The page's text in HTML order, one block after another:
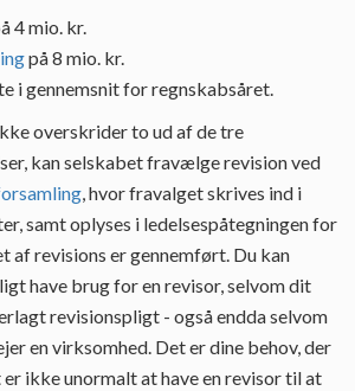
4 mio. kr.
på 8 mio. kr.
i gennemsnit for regnskabsåret.
overskrider to ud af de tre
kan selskabet fravælge revision ved
, hvor fravalget skrives ind i
samt oplyses i ledelsespåtegningen for
af revisions er gennemført. Du kan
have brug for en revisor, selvom dit
revisionspligt - også endda selvom
en virksomhed. Det er dine behov, der
ikke unormalt at have en revisor til at